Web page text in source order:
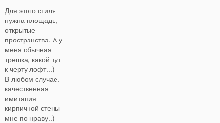
Для этого стиля
нужна площадь,
открытые
пространства. А у
меня обычная
трешка, какой тут
к черту лофт...)
В любом случае,
качественная
имитация
кирпичной стены
мне по нраву..)